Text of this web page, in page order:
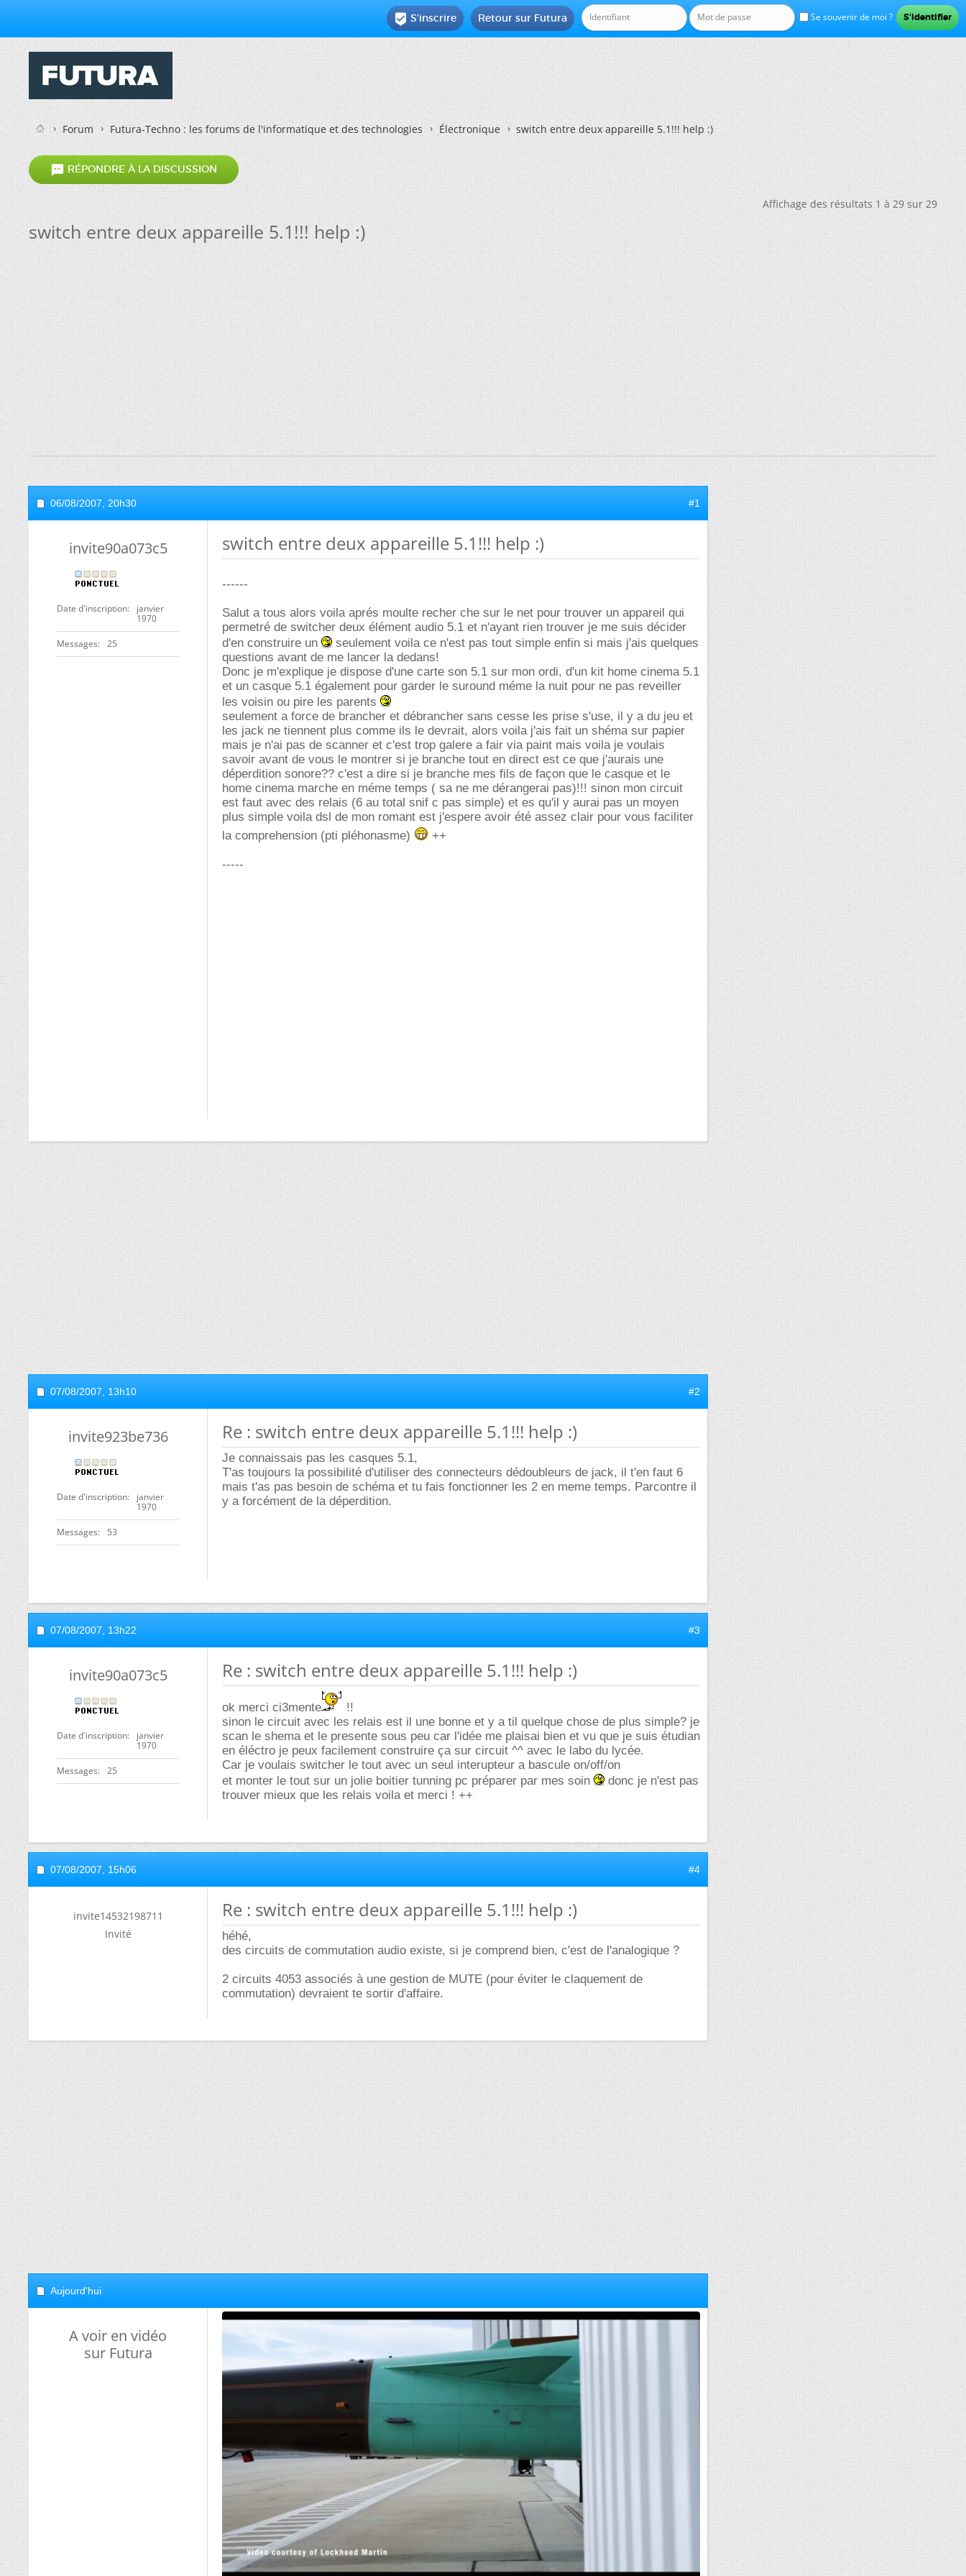
Se souvenir de moi ?
Retour sur Futura
 S'inscrire
Forum Futura-Techno : les forums de l'informatique et des technologies Électronique switch entre deux appareille 5.1!!! help :)
 RÉPONDRE À LA DISCUSSION
Affichage des résultats 1 à 29 sur 29
switch entre deux appareille 5.1!!! help :)
06/08/2007, 20h30 #1
invite90a073c5
Date d'inscription
janvier
1970
Messages 25
switch entre deux appareille 5.1!!! help :)
------
Salut a tous alors voila aprés moulte recher che sur le net pour trouver un appareil qui
permetré de switcher deux élément audio 5.1 et n'ayant rien trouver je me suis décider
d'en construire un
seulement voila ce n'est pas tout simple enfin si mais j'ais quelques
questions avant de me lancer la dedans!
Donc je m'explique je dispose d'une carte son 5.1 sur mon ordi, d'un kit home cinema 5.1
et un casque 5.1 également pour garder le suround méme la nuit pour ne pas reveiller
les voisin ou pire les parents
seulement a force de brancher et débrancher sans cesse les prise s'use, il y a du jeu et
les jack ne tiennent plus comme ils le devrait, alors voila j'ais fait un shéma sur papier
mais je n'ai pas de scanner et c'est trop galere a fair via paint mais voila je voulais
savoir avant de vous le montrer si je branche tout en direct est ce que j'aurais une
déperdition sonore?? c'est a dire si je branche mes fils de façon que le casque et le
home cinema marche en méme temps ( sa ne me dérangerai pas)!!! sinon mon circuit
est faut avec des relais (6 au total snif c pas simple) et es qu'il y aurai pas un moyen
plus simple voila dsl de mon romant est j'espere avoir été assez clair pour vous faciliter
la comprehension (pti pléhonasme)
++
-----
07/08/2007, 13h10 #2
invite923be736
Date d'inscription
janvier
1970
Messages 53
Re : switch entre deux appareille 5.1!!! help :)
Je connaissais pas les casques 5.1,
T'as toujours la possibilité d'utiliser des connecteurs dédoubleurs de jack, il t'en faut 6
mais t'as pas besoin de schéma et tu fais fonctionner les 2 en meme temps. Parcontre il
y a forcément de la déperdition.
07/08/2007, 13h22 #3
invite90a073c5
Date d'inscription
janvier
1970
Messages 25
Re : switch entre deux appareille 5.1!!! help :)
ok merci ci3mente
!!
sinon le circuit avec les relais est il une bonne et y a til quelque chose de plus simple? je
scan le shema et le presente sous peu car l'idée me plaisai bien et vu que je suis étudian
en éléctro je peux facilement construire ça sur circuit ^^ avec le labo du lycée.
Car je voulais switcher le tout avec un seul interupteur a bascule on/off/on
et monter le tout sur un jolie boitier tunning pc préparer par mes soin
donc je n'est pas
trouver mieux que les relais voila et merci ! ++
07/08/2007, 15h06 #4
invite14532198711
Invité
Re : switch entre deux appareille 5.1!!! help :)
héhé,
des circuits de commutation audio existe, si je comprend bien, c'est de l'analogique ?
2 circuits 4053 associés à une gestion de MUTE (pour éviter le claquement de
commutation) devraient te sortir d'affaire.
Aujourd'hui
A voir en vidéo
sur Futura